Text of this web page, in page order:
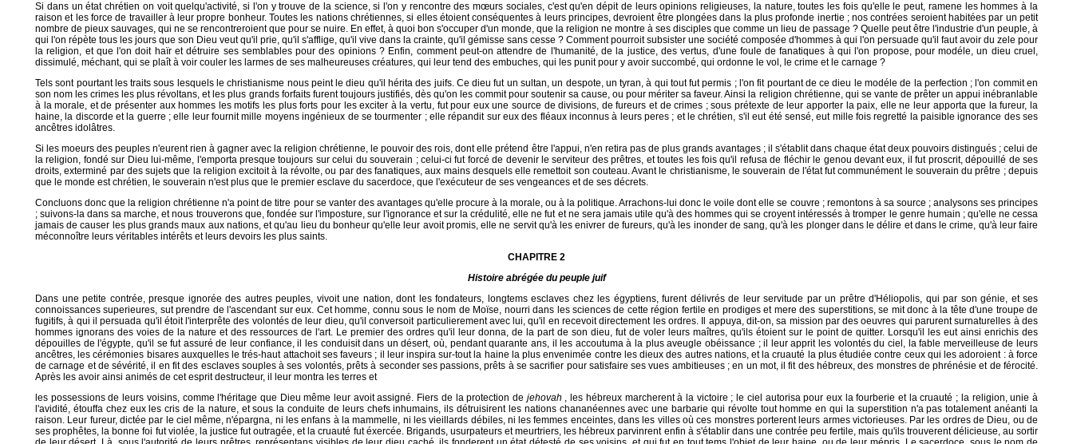
Si dans un état chrétien on voit quelqu'activité, si l'on y trouve de la science, si l'on y rencontre des mœurs sociales, c'est qu'en dépit de leurs opinions religieuses, la nature, toutes les fois qu'elle le peut, ramene les hommes à la
raison et les force de travailler à leur propre bonheur. Toutes les nations chrétiennes, si elles étoient conséquentes à leurs principes, devroient être plongées dans la plus profonde inertie ; nos contrées seroient habitées par un petit
nombre de pieux sauvages, qui ne se rencontreroient que pour se nuire. En effet, à quoi bon s'occuper d'un monde, que la religion ne montre à ses disciples que comme un lieu de passage ? Quelle peut être l'industrie d'un peuple, à
qui l'on répète tous les jours que son Dieu veut qu'il prie, qu'il s'afflige, qu'il vive dans la crainte, qu'il gémisse sans cesse ? Comment pourroit subsister une société composée d'hommes à qui l'on persuade qu'il faut avoir du zele pour
la religion, et que l'on doit haïr et détruire ses semblables pour des opinions ? Enfin, comment peut-on attendre de l'humanité, de la justice, des vertus, d'une foule de fanatiques à qui l'on propose, pour modéle, un dieu cruel,
dissimulé, méchant, qui se plaît à voir couler les larmes de ses malheureuses créatures, qui leur tend des embuches, qui les punit pour y avoir succombé, qui ordonne le vol, le crime et le carnage ?
Tels sont pourtant les traits sous lesquels le christianisme nous peint le dieu qu'il hérita des juifs. Ce dieu fut un sultan, un despote, un tyran, à qui tout fut permis ; l'on fit pourtant de ce dieu le modéle de la perfection ; l'on commit en
son nom les crimes les plus révoltans, et les plus grands forfaits furent toujours justifiés, dès qu'on les commit pour soutenir sa cause, ou pour mériter sa faveur. Ainsi la religion chrétienne, qui se vante de prêter un appui inébranlable
à la morale, et de présenter aux hommes les motifs les plus forts pour les exciter à la vertu, fut pour eux une source de divisions, de fureurs et de crimes ; sous prétexte de leur apporter la paix, elle ne leur apporta que la fureur, la
haine, la discorde et la guerre ; elle leur fournit mille moyens ingénieux de se tourmenter ; elle répandit sur eux des fléaux inconnus à leurs peres ; et le chrétien, s'il eut été sensé, eut mille fois regretté la paisible ignorance des ses
ancêtres idolâtres.
Si les moeurs des peuples n'eurent rien à gagner avec la religion chrétienne, le pouvoir des rois, dont elle prétend être l'appui, n'en retira pas de plus grands avantages ; il s'établit dans chaque état deux pouvoirs distingués ; celui de
la religion, fondé sur Dieu lui-même, l'emporta presque toujours sur celui du souverain ; celui-ci fut forcé de devenir le serviteur des prêtres, et toutes les fois qu'il refusa de fléchir le genou devant eux, il fut proscrit, dépouillé de ses
droits, exterminé par des sujets que la religion excitoit à la révolte, ou par des fanatiques, aux mains desquels elle remettoit son couteau. Avant le christianisme, le souverain de l'état fut communément le souverain du prêtre ; depuis
que le monde est chrétien, le souverain n'est plus que le premier esclave du sacerdoce, que l'exécuteur de ses vengeances et de ses décrets.
Concluons donc que la religion chrétienne n'a point de titre pour se vanter des avantages qu'elle procure à la morale, ou à la politique. Arrachons-lui donc le voile dont elle se couvre ; remontons à sa source ; analysons ses principes
; suivons-la dans sa marche, et nous trouverons que, fondée sur l'imposture, sur l'ignorance et sur la crédulité, elle ne fut et ne sera jamais utile qu'à des hommes qui se croyent intéressés à tromper le genre humain ; qu'elle ne cessa
jamais de causer les plus grands maux aux nations, et qu'au lieu du bonheur qu'elle leur avoit promis, elle ne servit qu'à les enivrer de fureurs, qu'à les inonder de sang, qu'à les plonger dans le délire et dans le crime, qu'à leur faire
méconnoître leurs véritables intérêts et leurs devoirs les plus saints.
CHAPITRE 2
Histoire abrégée du peuple juif
Dans une petite contrée, presque ignorée des autres peuples, vivoit une nation, dont les fondateurs, longtems esclaves chez les égyptiens, furent délivrés de leur servitude par un prêtre d'Héliopolis, qui par son génie, et ses
connoissances superieures, sut prendre de l'ascendant sur eux. Cet homme, connu sous le nom de Moïse, nourri dans les sciences de cette région fertile en prodiges et mere des superstitions, se mit donc à la tête d'une troupe de
fugitifs, à qui il persuada qu'il étoit l'interprête des volontés de leur dieu, qu'il conversoit particulierement avec lui, qu'il en recevoit directement les ordres. Il appuya, dit-on, sa mission par des oeuvres qui parurent surnaturelles à des
hommes ignorans des voies de la nature et des ressources de l'art. Le premier des ordres qu'il leur donna, de la part de son dieu, fut de voler leurs maîtres, qu'ils étoient sur le point de quitter. Lorsqu'il les eut ainsi enrichis des
dépouilles de l'égypte, qu'il se fut assuré de leur confiance, il les conduisit dans un désert, où, pendant quarante ans, il les accoutuma à la plus aveugle obéissance ; il leur apprit les volontés du ciel, la fable merveilleuse de leurs
ancêtres, les cérémonies bisares auxquelles le trés-haut attachoit ses faveurs ; il leur inspira sur-tout la haine la plus envenimée contre les dieux des autres nations, et la cruauté la plus étudiée contre ceux qui les adoroient : à force
de carnage et de sévérité, il en fit des esclaves souples à ses volontés, prêts à seconder ses passions, prêts à se sacrifier pour satisfaire ses vues ambitieuses ; en un mot, il fit des hébreux, des monstres de phrénésie et de férocité.
Après les avoir ainsi animés de cet esprit destructeur, il leur montra les terres et
les possessions de leurs voisins, comme l'héritage que Dieu même leur avoit assigné. Fiers de la protection de jehovah , les hébreux marcherent à la victoire ; le ciel autorisa pour eux la fourberie et la cruauté ; la religion, unie à
l'avidité, étouffa chez eux les cris de la nature, et sous la conduite de leurs chefs inhumains, ils détruisirent les nations chananéennes avec une barbarie qui révolte tout homme en qui la superstition n'a pas totalement anéanti la
raison. Leur fureur, dictée par le ciel même, n'épargna, ni les enfans à la mammelle, ni les vieillards débiles, ni les femmes enceintes, dans les villes où ces monstres porterent leurs armes victorieuses. Par les ordres de Dieu, ou de
ses prophêtes, la bonne foi fut violée, la justice fut outragée, et la cruauté fut éxercée. Brigands, usurpateurs et meurtriers, les hébreux parvinrent enfin à s'établir dans une contrée peu fertile, mais qu'ils trouverent délicieuse, au sortir